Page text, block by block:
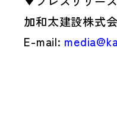
加和太建設株式
E-mail: